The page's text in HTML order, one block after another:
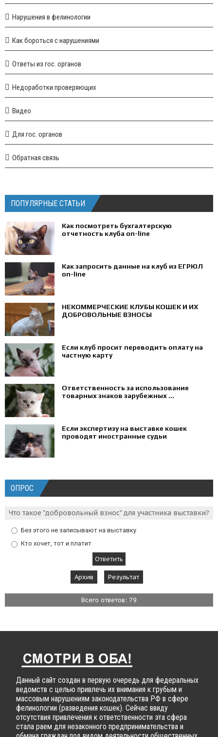
Нарушения в фелинологии
Как бороться с нарушениями
Ответы из гос. органов
Недоработки проверяющих
Видео
Для гос. органов
Обратная связь
ПОПУЛЯРНЫЕ СТАТЬИ
Как посмотреть бухгалтерскую
отчетность клуба on-line
Как запросить данные на клуб из ЕГРЮЛ
on-line
НЕКОММЕРЧЕСКИЕ КЛУБЫ КОШЕК И ИХ
ДОБРОВОЛЬНЫЕ ВЗНОСЫ
Если клуб просит переводить оплату на
частную карту
Ответственность за использование
товарных знаков зарубежных ...
Если экспертизу на выставке кошек
проводят иностранные судьи
ОПРОС
Что такое "добровольный взнос" для участника выставки?
Без этого не записывают на выставку
Кто хочет, тот и платит
Архив Результат
Всего ответов: 79
Данный сайт создан в первую очередь для федеральных
ведомств с целью привлечь их внимания к грубым и
массовым нарушениям законодательства РФ в сфере
фелинологии (разведения кошек). Сейчас ввиду
отсутствия привлечения к ответственности эта сфера
стала раем для незаконного предпринимательства и